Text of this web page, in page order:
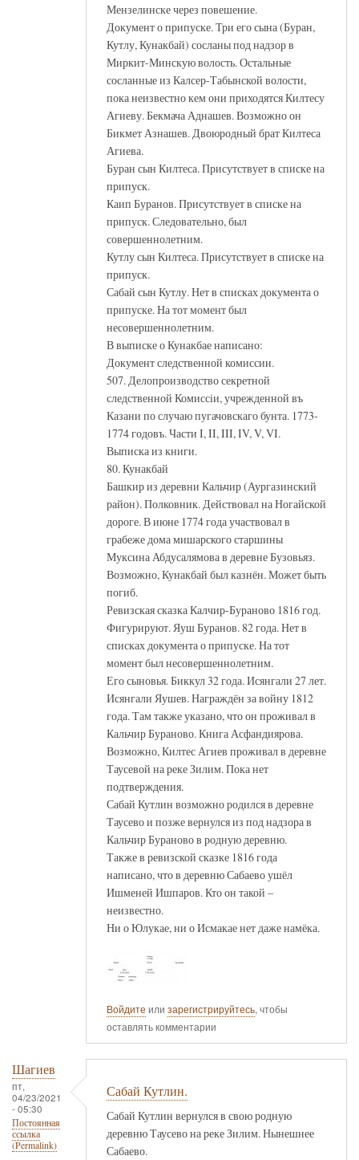
Мензелинске через повешение.
Документ о припуске. Три его сына (Буран,
Кутлу, Кунакбай) сосланы под надзор в
Миркит-Минскую волость. Остальные
сосланные из Калсер-Табынской волости,
пока неизвестно кем они приходятся Килтесу
Агиеву. Бекмача Аднашев. Возможно он
Бикмет Азнашев. Двоюродный брат Килтеса
Агиева.
Буран сын Килтеса. Присутствует в списке на
припуск.
Каип Буранов. Присутствует в списке на
припуск. Следовательно, был
совершеннолетним.
Кутлу сын Килтеса. Присутствует в списке на
припуск.
Сабай сын Кутлу. Нет в списках документа о
припуске. На тот момент был
несовершеннолетним.
В выписке о Кунакбае написано:
Документ следственной комиссии.
507. Делопроизводство секретной
следственной Комиссiи, учрежденной въ
Казани по случаю пугачовскаго бунта. 1773-
1774 годовъ. Части I, II, III, IV, V, VI.
Выписка из книги.
80. Кунакбай
Башкир из деревни Кальчир (Аургазинский
район). Полковник. Действовал на Ногайской
дороге. В июне 1774 года участвовал в
грабеже дома мишарского старшины
Муксина Абдусалямова в деревне Бузовьяз.
Возможно, Кунакбай был казнён. Может быть
погиб.
Ревизская сказка Калчир-Бураново 1816 год.
Фигурируют. Яуш Буранов. 82 года. Нет в
списках документа о припуске. На тот
момент был несовершеннолетним.
Его сыновья. Биккул 32 года. Исянгали 27 лет.
Исянгали Яушев. Награждён за войну 1812
года. Там также указано, что он проживал в
Кальчир Бураново. Книга Асфандиярова.
Возможно, Килтес Агиев проживал в деревне
Таусевой на реке Зилим. Пока нет
подтверждения.
Сабай Кутлин возможно родился в деревне
Таусево и позже вернулся из под надзора в
Кальчир Бураново в родную деревню.
Также в ревизской сказке 1816 года
написано, что в деревню Сабаево ушёл
Ишменей Ишпаров. Кто он такой –
неизвестно.
Ни о Юлукае, ни о Исмакае нет даже намёка.
Войдите или зарегистрируйтесь, чтобы
оставлять комментарии
Шагиев
пт,
04/23/2021
- 05:30
Постоянная
ссылка
(Permalink)
Сабай Кутлин.
Сабай Кутлин вернулся в свою родную
деревню Таусево на реке Зилим. Нынешнее
Сабаево.